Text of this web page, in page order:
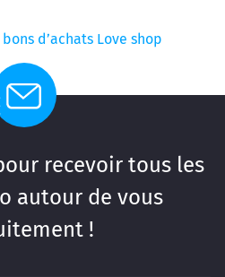
d’achats Love shop
recevoir tous les
autour de vous
!